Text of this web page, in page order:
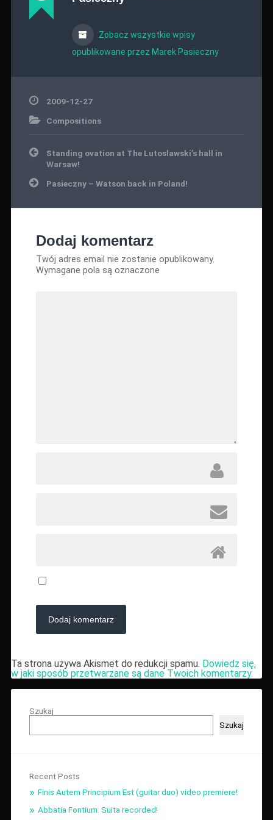
Zobacz wszystkie wpisy
opublikowane przez Marek Pasieczny
2009-12-27
Compositions
Nawigacja
wpisu
Standing ovation at The Lutoslawski’s hall in
Warsaw!
Pasieczny – Watson back in Poland!
Dodaj komentarz
Twój adres email nie zostanie opublikowany.
Wymagane pola są oznaczone
Ta strona używa Akismet do redukcji spamu. Dowiedz się,
w jaki sposób przetwarzane są dane Twoich komentarzy.
Szukaj
Szukaj
Recent Posts
Finis Autem Principium Est (guitar duo) video premiere!
Abbatia Fontium: Suita recorded!